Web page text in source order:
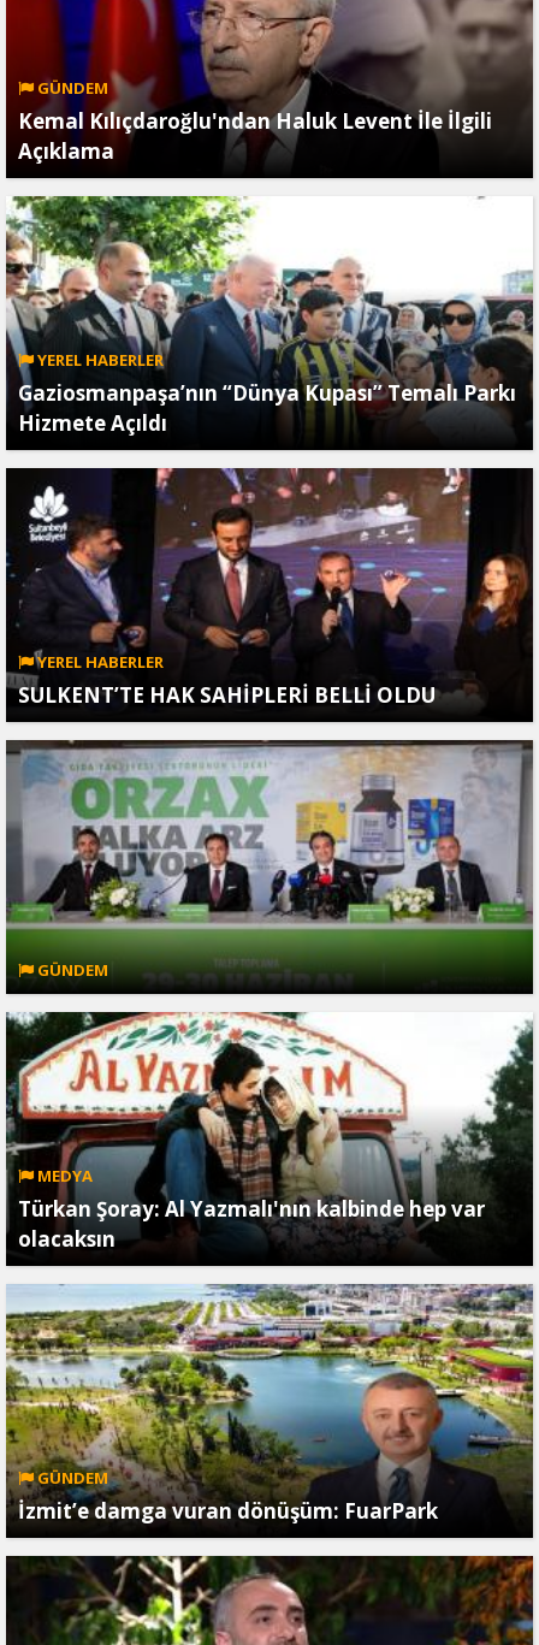
GÜNDEM
Kemal Kılıçdaroğlu'ndan Haluk Levent İle İlgili
Açıklama
YEREL HABERLER
Gaziosmanpaşa’nın “Dünya Kupası” Temalı Parkı
Hizmete Açıldı
YEREL HABERLER
SULKENT’TE HAK SAHİPLERİ BELLİ OLDU
GÜNDEM
MEDYA
Türkan Şoray: Al Yazmalı'nın kalbinde hep var
olacaksın
GÜNDEM
İzmit’e damga vuran dönüşüm: FuarPark